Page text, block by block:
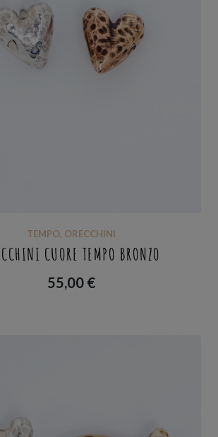
TEMPO, ORECCHINI
CUORE TEMPO BRONZO
55,00 €